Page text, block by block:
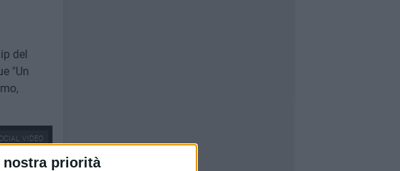
nostra priorità
del
"Un
VIDEO